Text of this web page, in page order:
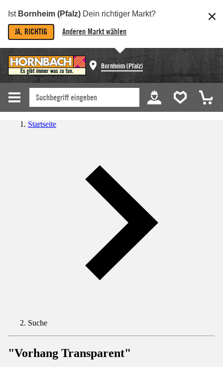
Ist Bornheim (Pfalz) Dein richtiger Markt?
JA, RICHTIG Anderen Markt wählen
Bornheim (Pfalz)
Startseite
Suche
"Vorhang Transparent"